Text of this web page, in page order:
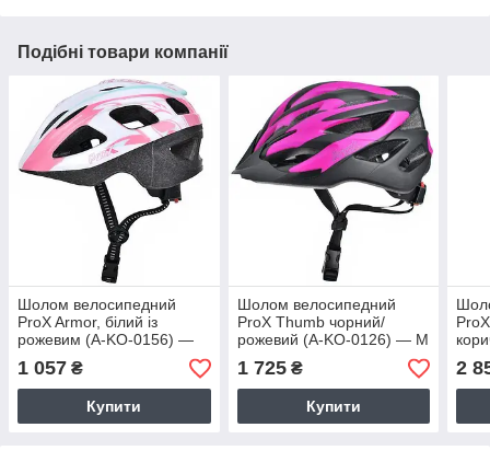
Подібні товари компанії
Шолом велосипедний
ProX Armor, білий із
рожевим (A-KO-0156) —
M 53-55 см
1 057 ₴
Купити
Шолом велосипедний
ProX Thumb чорний/
рожевий (A-KO-0126) — M
55-58 см
1 725₴
Купити
— M
2